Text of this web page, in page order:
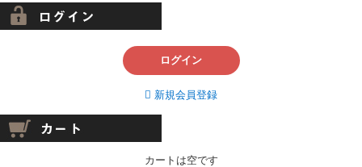
ログイン
新規会員登録
カートは空です